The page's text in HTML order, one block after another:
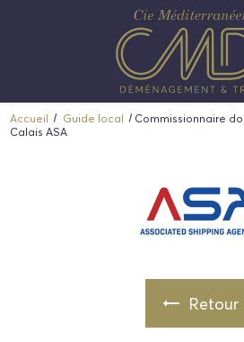
Accueil Guide local
Commissionnaire
Calais ASA
Retour
Panneau de gestion des cookies